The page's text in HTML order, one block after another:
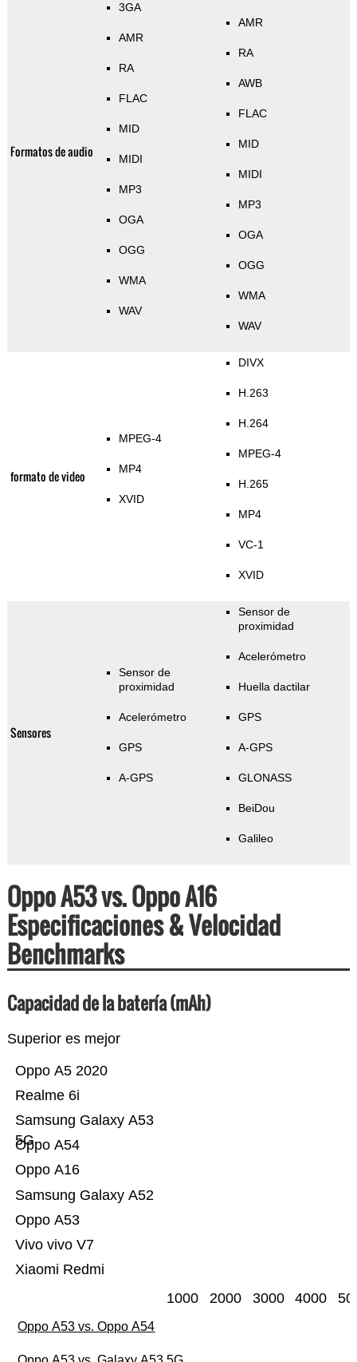
Formatos de audio
3GA
AMR
RA
FLAC
MID
MIDI
MP3
OGA
OGG
WMA
WAV
AMR
RA
AWB
FLAC
MID
MIDI
MP3
OGA
OGG
WMA
WAV
formato de video
MPEG-4
MP4
XVID
DIVX
H.263
H.264
MPEG-4
H.265
MP4
VC-1
XVID
Sensores
Sensor de
proximidad
Acelerómetro
GPS
A-GPS
Sensor de
proximidad
Acelerómetro
Huella dactilar
GPS
A-GPS
GLONASS
BeiDou
Galileo
Oppo A53 vs. Oppo A16
Especificaciones & Velocidad
Benchmarks
Capacidad de la batería (mAh)
Superior es mejor
Xiaomi Redmi
Vivo vivo V7
Oppo A53
Samsung Galaxy A52
Oppo A16
Oppo A54
Samsung Galaxy A53
5G
Realme 6i
Oppo A5 2020
1000 2000 3000 4000
Oppo A53 vs. Oppo A54